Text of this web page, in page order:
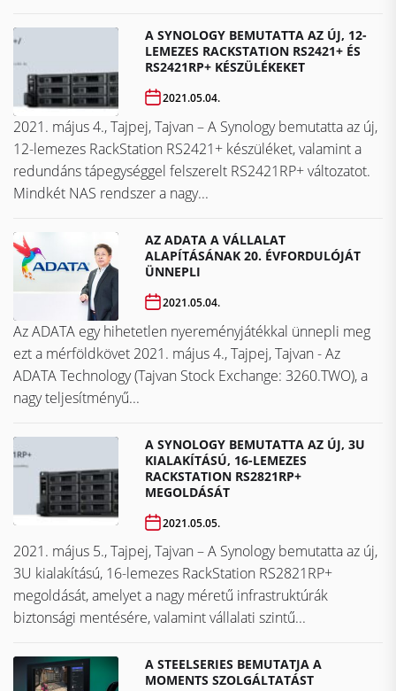
A SYNOLOGY BEMUTATTA AZ ÚJ, 12-
LEMEZES RACKSTATION RS2421+ ÉS
RS2421RP+ KÉSZÜLÉKEKET
2021.05.04.
2021. május 4., Tajpej, Tajvan – A Synology bemutatta az új,
12-lemezes RackStation RS2421+ készüléket, valamint a
redundáns tápegységgel felszerelt RS2421RP+ változatot.
Mindkét NAS rendszer a nagy...
AZ ADATA A VÁLLALAT
ALAPÍTÁSÁNAK 20. ÉVFORDULÓJÁT
ÜNNEPLI
2021.05.04.
Az ADATA egy hihetetlen nyereményjátékkal ünnepli meg
ezt a mérföldkövet ​​​​​​​2021. május 4., Tajpej, Tajvan - Az
ADATA Technology (Tajvan Stock Exchange: 3260.TWO), a
nagy teljesítményű...
A SYNOLOGY BEMUTATTA AZ ÚJ, 3U
KIALAKÍTÁSÚ, 16-LEMEZES
RACKSTATION RS2821RP+
MEGOLDÁSÁT
2021.05.05.
2021. május 5., Tajpej, Tajvan – A Synology bemutatta az új,
3U kialakítású, 16-lemezes RackStation RS2821RP+
megoldását, amelyet a nagy méretű infrastruktúrák
biztonsági mentésére, valamint vállalati szintű...
A STEELSERIES BEMUTATJA A
MOMENTS SZOLGÁLTATÁST